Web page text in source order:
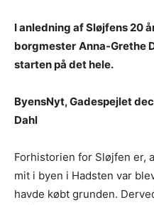
I anledning af Sløjfens 20
borgmester Anna-Grethe
starten på det hele.
ByensNyt, Gadespejlet
Dahl
Forhistorien for Sløjfen er,
mit i byen i Hadsten var
havde købt grunden.